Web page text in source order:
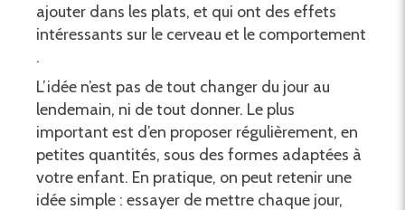
ajouter dans les plats, et qui ont des effets
intéressants sur le cerveau et le comportement
.
L’idée n’est pas de tout changer du jour au
lendemain, ni de tout donner. Le plus
important est d’en proposer régulièrement, en
petites quantités, sous des formes adaptées à
votre enfant. En pratique, on peut retenir une
idée simple : essayer de mettre chaque jour,